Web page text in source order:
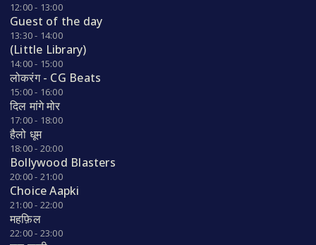
12:00 - 13:00
Guest of the day
13:30 - 14:00
(Little Library)
14:00 - 15:00
लोकरंग - CG Beats
15:00 - 16:00
दिल मांगे मोर
17:00 - 18:00
हैलो धूम
18:00 - 20:00
Bollywood Blasters
20:00 - 21:00
Choice Aapki
21:00 - 22:00
महफ़िल
22:00 - 23:00